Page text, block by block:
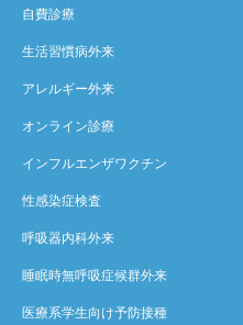
自費診療
生活習慣病外来
アレルギー外来
オンライン診療
インフルエンザワクチン
性感染症検査
呼吸器内科外来
睡眠時無呼吸症候群外来
医療系学生向け予防接種